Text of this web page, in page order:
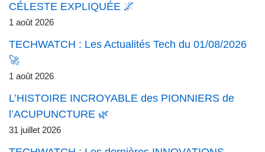
CÉLESTE EXPLIQUÉE 🌌
1 août 2026
TECHWATCH : Les Actualités Tech du 01/08/2026
🚀
1 août 2026
L’HISTOIRE INCROYABLE des PIONNIERS de
l’ACUPUNCTURE 🌿
31 juillet 2026